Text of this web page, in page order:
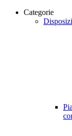
Categorie